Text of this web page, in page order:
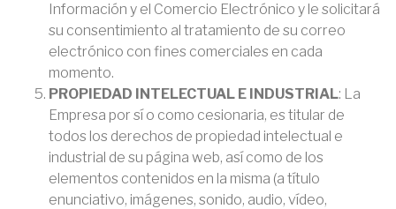
Información y el Comercio Electrónico y le solicitará
su consentimiento al tratamiento de su correo
electrónico con fines comerciales en cada
momento.
PROPIEDAD INTELECTUAL E INDUSTRIAL: La
Empresa por sí o como cesionaria, es titular de
todos los derechos de propiedad intelectual e
industrial de su página web, así como de los
elementos contenidos en la misma (a título
enunciativo, imágenes, sonido, audio, vídeo,